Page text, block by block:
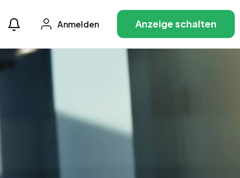
Anmelden Anzeige schalten